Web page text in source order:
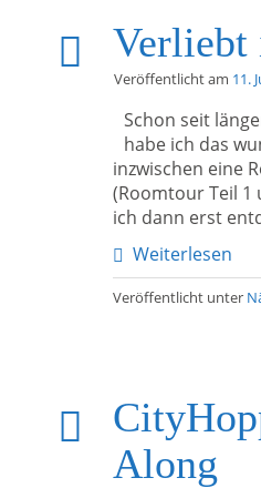
Verliebt
Veröffentlicht am 11.
Schon seit
habe ich das
inzwischen eine
(Roomtour Teil 1
ich dann erst
Weiterlesen
Veröffentlicht unter
Along